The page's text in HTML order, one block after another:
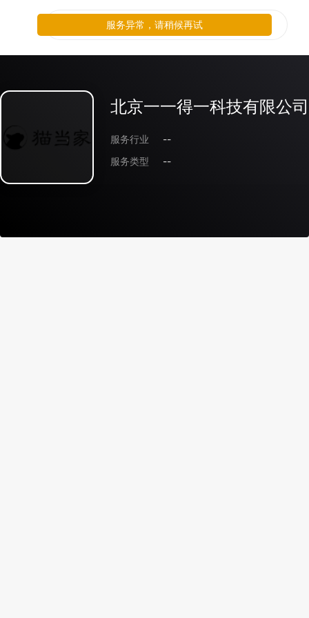
北京一一得一科技有限公司
服务行业
--
服务类型
--
服务异常，请稍候再试